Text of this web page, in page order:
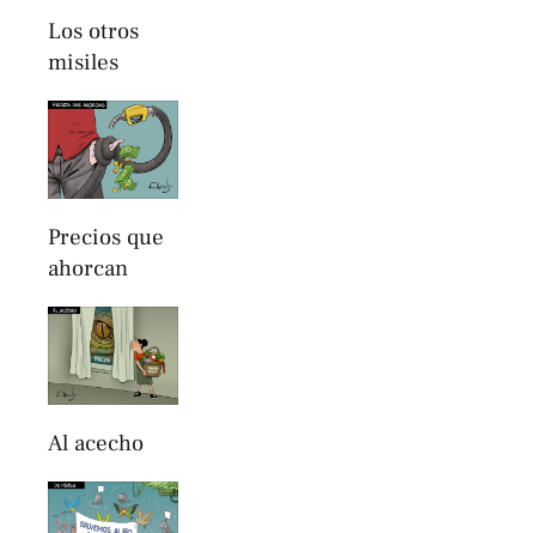
Los otros
misiles
Precios que
ahorcan
Al acecho